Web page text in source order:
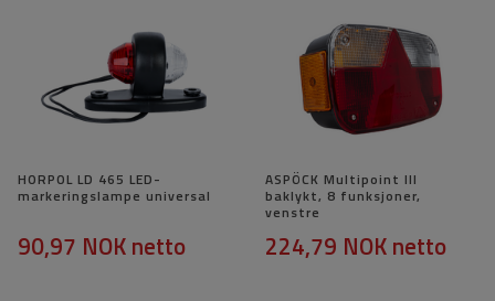
HORPOL LD 465 LED-
markeringslampe universal
90,97 NOKnetto
ASPÖCK Multipoint III
baklykt, 8 funksjoner,
venstre
224,79 NOKnetto